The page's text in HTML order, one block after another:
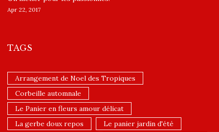
Apr 22, 2017
TAGS
Arrangement de Noel des Tropiques
Corbeille automnale
Le Panier en fleurs amour délicat
La gerbe doux repos
Le panier jardin d'été